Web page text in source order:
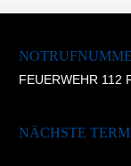
FEUERWEHR 112
NÄCHSTE